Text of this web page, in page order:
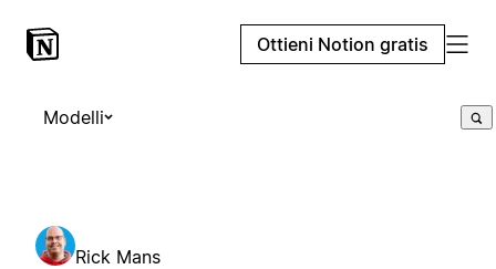
Ottieni Notion gratis
Modelli
Rick Mans